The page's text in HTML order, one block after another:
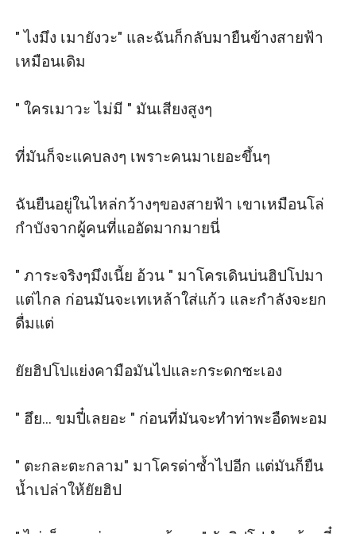
" ไงมึง เมายังวะ" และฉันก็กลับมายืนข้างสายฟ้า
เหมือนเดิม
" ใครเมาวะ ไม่มี " มันเสียงสูงๆ
ที่มันก็จะแคบลงๆ เพราะคนมาเยอะขึ้นๆ
ฉันยืนอยู่ในไหล่กว้างๆของสายฟ้า เขาเหมือนโล่
กำบังจากผู้คนที่แออัดมากมายนี่
" ภาระจริงๆมึงเนี้ย อ้วน " มาโครเดินบ่นฮิปโปมา
แต่ไกล ก่อนมันจะเทเหล้าใส่แก้ว และกำลังจะยก
ดื่มแต่
ยัยฮิปโปแย่งคามือมันไปและกระดกซะเอง
" ฮึย... ขมปี๋เลยอะ " ก่อนที่มันจะทำท่าพะอืดพะอม
" ตะกละตะกลาม" มาโครด่าซ้ำไปอีก แต่มันก็ยืน
น้ำเปล่าให้ยัยฮิป